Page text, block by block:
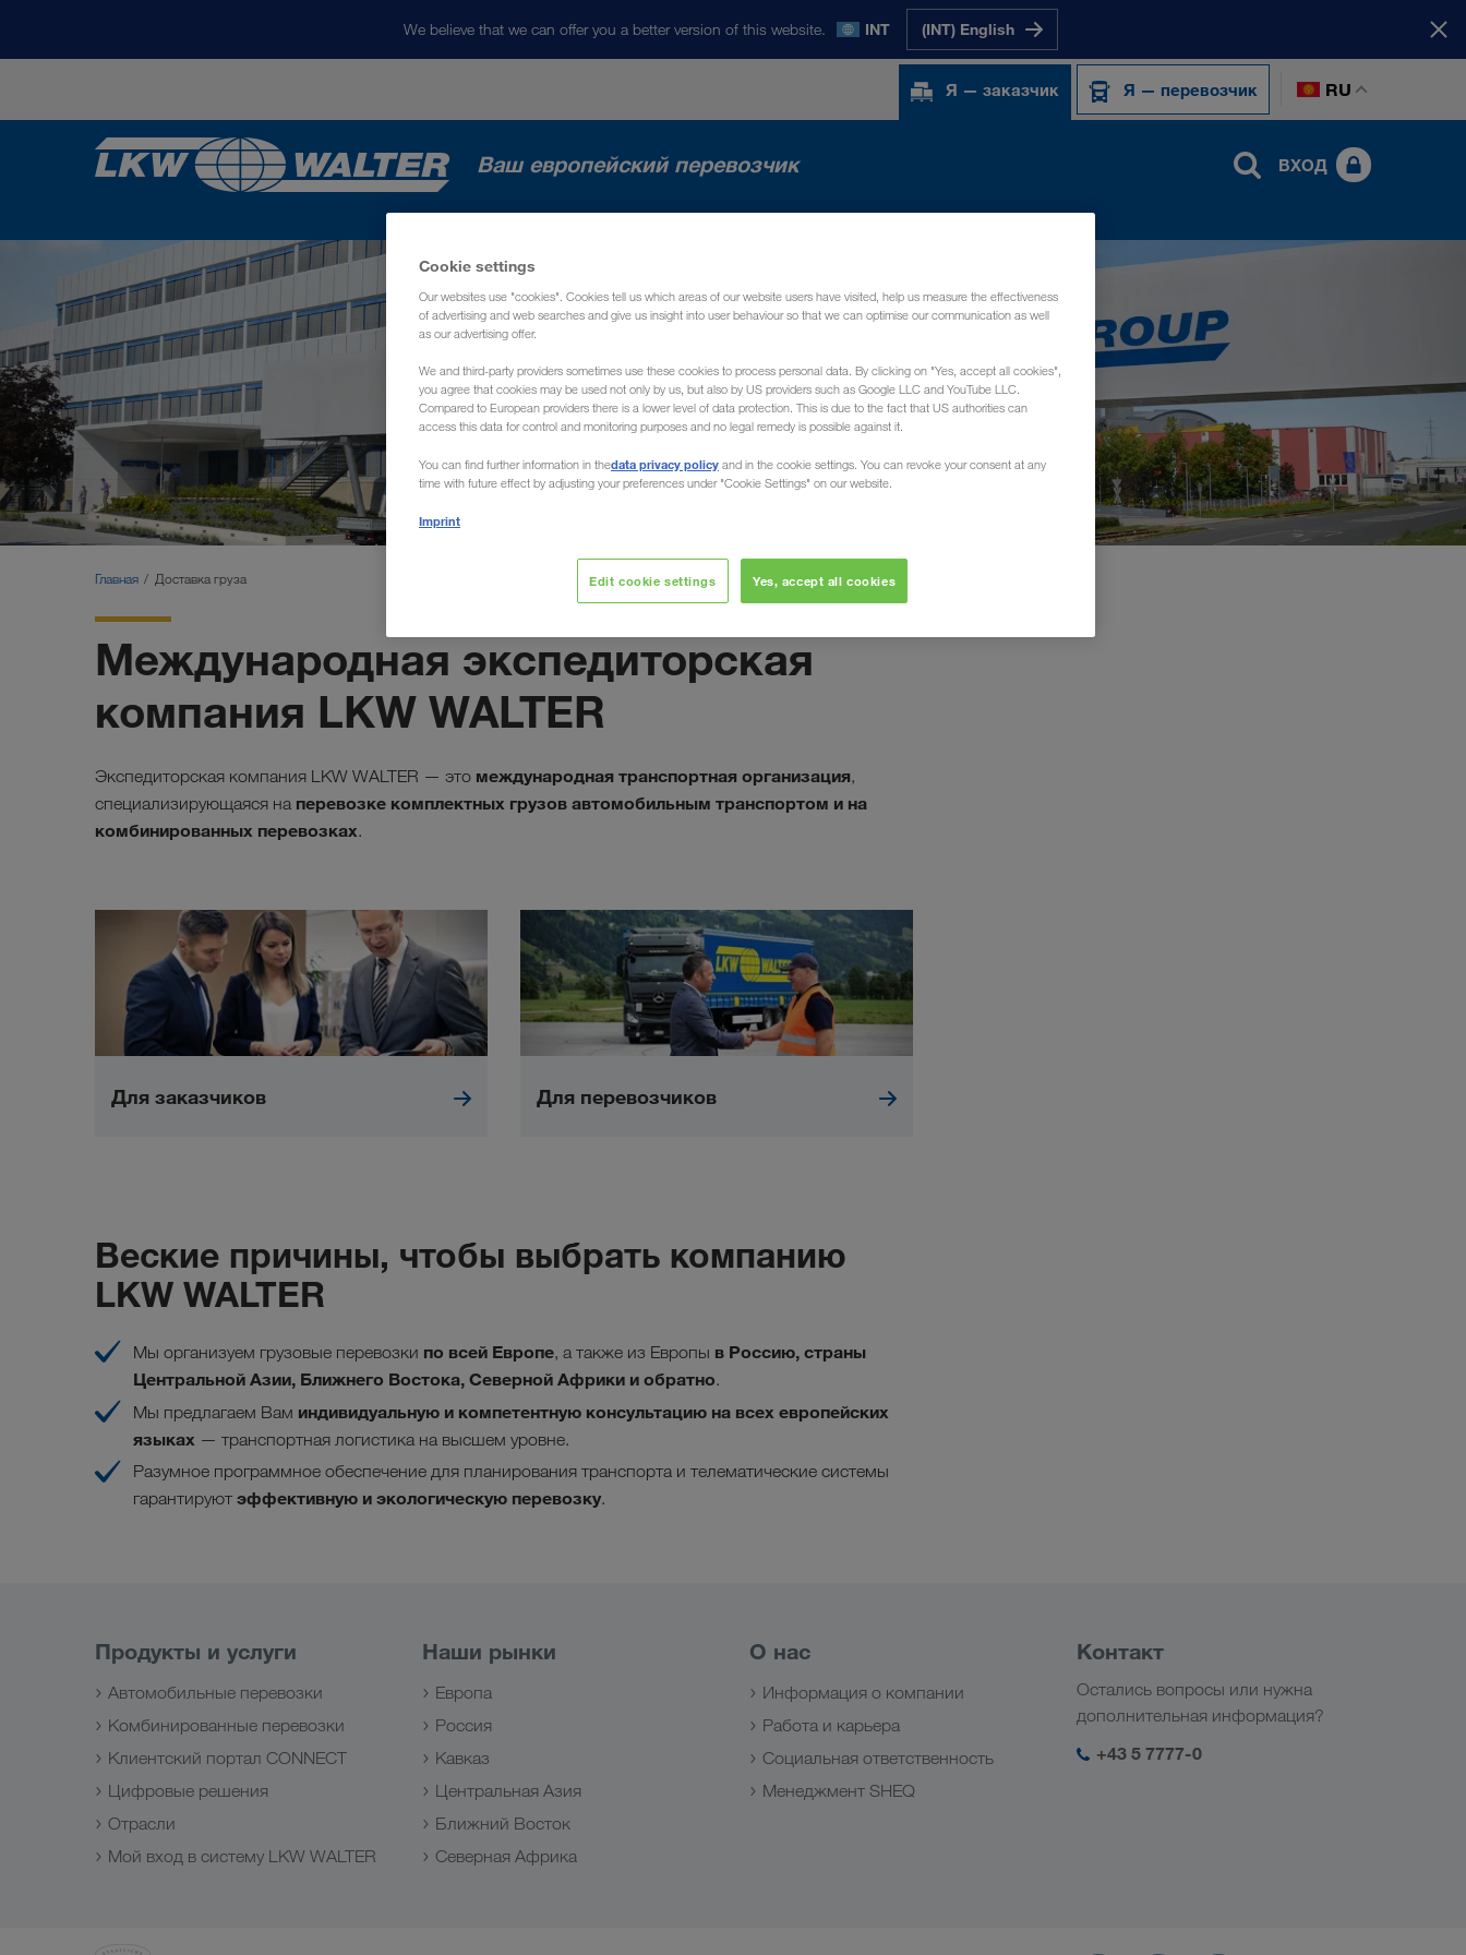
We believe that we can offer you a better version of this website. INT (INT) English
Я — заказчик Я — перевозчик RU
Ваш европейский перевозчик ВХОД
Главная Доставка груза
Международная экспедиторская
компания LKW WALTER
Экспедиторская компания LKW WALTER — это международная транспортная организация,
специализирующаяся на перевозке комплектных грузов автомобильным транспортом и на
комбинированных перевозках.
Для заказчиков Для перевозчиков
Веские причины, чтобы выбрать компанию
LKW WALTER
Мы организуем грузовые перевозки по всей Европе, а также из Европы в Россию, страны
Центральной Азии, Ближнего Востока, Северной Африки и обратно.
Мы предлагаем Вам индивидуальную и компетентную консультацию на всех европейских
языках — транспортная логистика на высшем уровне.
Разумное программное обеспечение для планирования транспорта и телематические системы
гарантируют эффективную и экологическую перевозку.
Продукты и услуги
Автомобильные перевозки
Комбинированные перевозки
Клиентский портал CONNECT
Цифровые решения
Отрасли
Мой вход в систему LKW WALTER
Наши рынки
Европа
Россия
Кавказ
Центральная Азия
Ближний Восток
Северная Африка
О нас
Информация о компании
Работа и карьера
Социальная ответственность
Менеджмент SHEQ
Контакт
Остались вопросы или нужна
дополнительная информация?
+43 5 7777-0
Cookie settings
Our websites use "cookies". Cookies tell us which areas of our website users have visited, help us measure the effectiveness
of advertising and web searches and give us insight into user behaviour so that we can optimise our communication as well
as our advertising offer.
We and third-party providers sometimes use these cookies to process personal data. By clicking on "Yes, accept all cookies",
you agree that cookies may be used not only by us, but also by US providers such as Google LLC and YouTube LLC.
Compared to European providers there is a lower level of data protection. This is due to the fact that US authorities can
access this data for control and monitoring purposes and no legal remedy is possible against it.
You can find further information in thedata privacy policy and in the cookie settings. You can revoke your consent at any
time with future effect by adjusting your preferences under "Cookie Settings" on our website.
Imprint
Edit cookie settings Yes, accept all cookies